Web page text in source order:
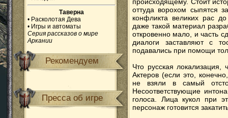
Таверна
• Расколотая Дева
• Игры и автоматы
Серия рассказов о мире
Аркании
Рекомендуем
Пресса об игре
оттуда ворохом сыпятся
конфликта великих рас
даже такой материал
откровенно мало, и часть
диалоги заставляют с
подавались при помощи
Что русская локализация,
Актеров (если это,
не взяли в самый
Несоответствующие
голоса. Лица кукол при
персонаж готовится